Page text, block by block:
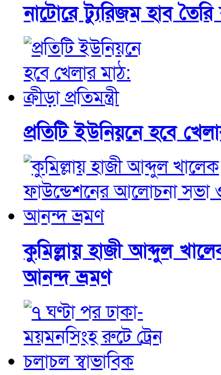
নাটোরে ট্যুরিজম হাব তৈরি
প্রতিটি ইউনিয়নে হবে
কুমিল্লায় হাজী আব্দুল
আনন্দ ভ্রমণ